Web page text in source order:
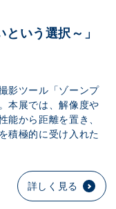
いう選択～」
影ツール「ゾーンプ
本展では、解像度や
能から距離を置き、
積極的に受け入れた
詳しく見る